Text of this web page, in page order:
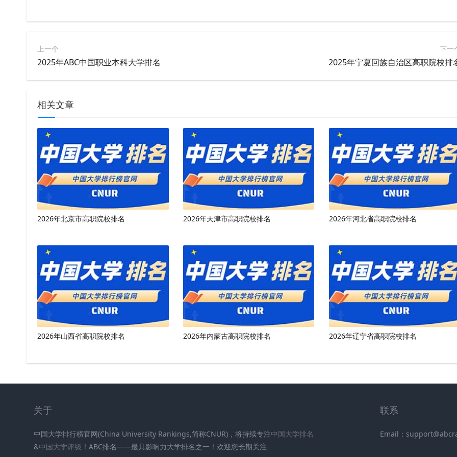
上一个
2025年ABC中国职业本科大学排名
下一
2025年宁夏回族自治区高职院校排
相关文章
2026年北京市高职院校排名 2026年天津市高职院校排名 2026年河北省高职院校排名
2026年山西省高职院校排名 2026年内蒙古高职院校排名 2026年辽宁省高职院校排名
关于
中国大学排行榜官网(China University Rankings,简称CNUR)，将持续专注中国大学排名
&中国大学评级 ！ABC排名——最具影响力大学排名之一！欢迎您长期关注
联系
Email：